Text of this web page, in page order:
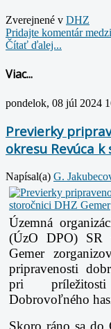
Zverejnené v DHZ
Pridajte komentár
Čítať ďalej...
Viac...
pondelok, 08 júl 2024
Previerky
okresu Revúca
Napísal(a) G.
Územná
(ÚzO DPO)
Gemer
pripravenosti
pri
Dobrovoľného
Skoro ráno sa do